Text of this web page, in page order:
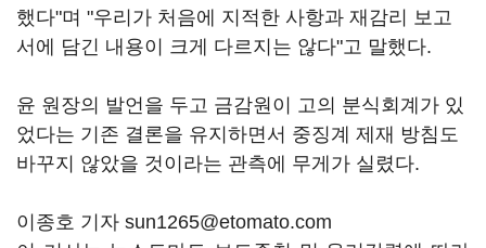
했다"며 "우리가 처음에 지적한 사항과 재감리 보고
서에 담긴 내용이 크게 다르지는 않다"고 말했다.
윤 원장의 발언을 두고 금감원이 고의 분식회계가 있
었다는 기존 결론을 유지하면서 중징계 제재 방침도
바꾸지 않았을 것이라는 관측에 무게가 실렸다.
이종호 기자 sun1265@etomato.com